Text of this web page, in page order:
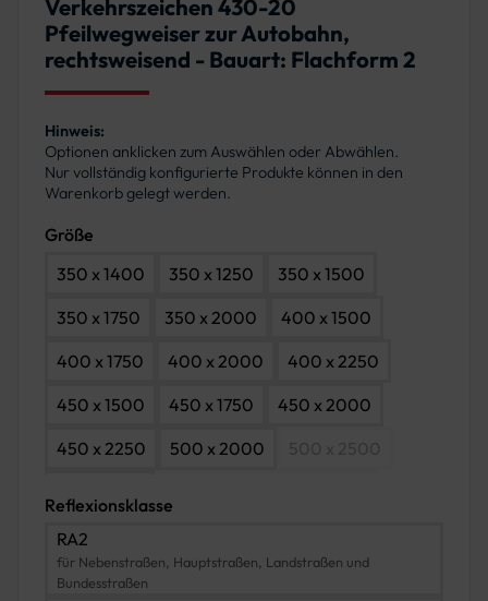
Verkehrszeichen 430-20
Pfeilwegweiser zur Autobahn,
rechtsweisend - Bauart: Flachform 2
Hinweis:
Optionen anklicken zum Auswählen oder Abwählen.
Nur vollständig konfigurierte Produkte können in den
Warenkorb gelegt werden.
Größe
350 x 1400
350 x 1250
350 x 1500
350 x 1750
350 x 2000
400 x 1500
400 x 1750
400 x 2000
400 x 2250
450 x 1500
450 x 1750
450 x 2000
450 x 2250
500 x 2000
550 x 2000
600 x 2000
Reflexionsklasse
RA2
für Nebenstraßen, Hauptstraßen, Landstraßen und
Bundesstraßen